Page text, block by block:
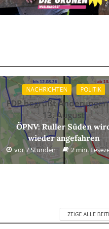
NACHRICHTEN POLITIK
FDP begrüßt
13. August
ÖPNV: Ruller Süden
wieder angefahren
vor 7 Stunden 2 min.
ZEIGE ALLE